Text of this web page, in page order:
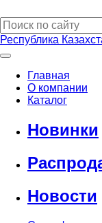
Республика
Главная
О компании
Каталог
Новинки
Новости